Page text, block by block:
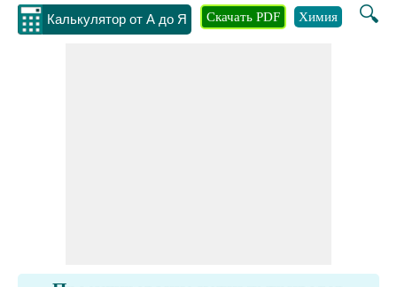
Калькулятор от А до Я 🔍
Скачать PDF Химия